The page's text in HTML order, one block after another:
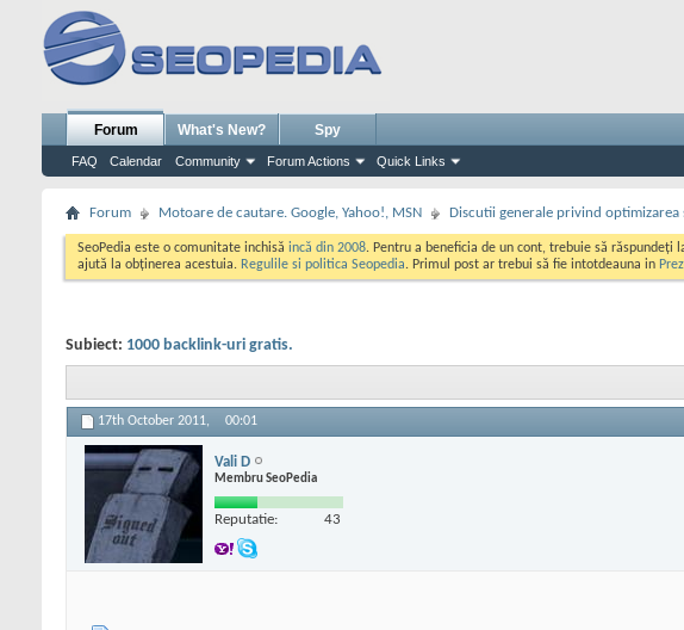
Forum
FAQ Calendar Community Forum Actions Quick Links
What's New? Spy
Forum Motoare de cautare. Google, Yahoo!, MSN Discutii generale privind optimizarea
SeoPedia este o comunitate inchisă incă din 2008. Pentru a beneficia de un cont, trebuie să
ajută la obținerea acestuia. Regulile si politica Seopedia. Primul post ar trebui să fie intotdeauna in
Subiect: 1000 backlink-uri gratis.
17th October 2011, 00:01
Vali D
Membru SeoPedia
Reputatie: 43